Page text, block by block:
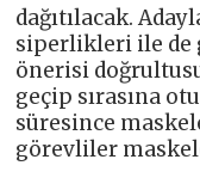
dağıtılacak.
siperlikleri ile de
önerisi
geçip sırasına
süresince
görevliler